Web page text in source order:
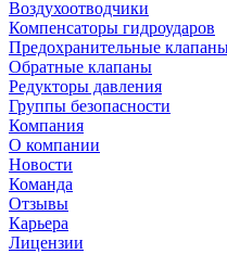
Воздухоотводчики
Компенсаторы гидроударов
Предохранительные
Обратные клапаны
Редукторы давления
Группы безопасности
Компания
О компании
Новости
Команда
Отзывы
Карьера
Лицензии